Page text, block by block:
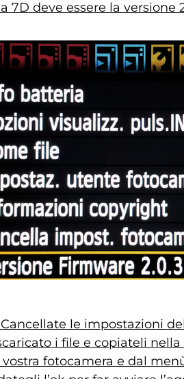
7D deve essere la versione
le impostazioni
i file e copiateli
fotocamera e dal